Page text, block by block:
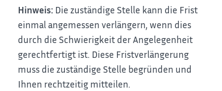
Hinweis: Die zuständige Stelle kann die Frist
einmal angemessen verlängern, wenn dies
durch die Schwierigkeit der Angelegenheit
gerechtfertigt ist. Diese Fristverlängerung
muss die zuständige Stelle begründen und
Ihnen rechtzeitig mitteilen.